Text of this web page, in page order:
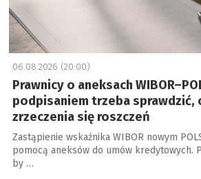
06.08.2026 (20:00)
Prawnicy o aneksach
podpisaniem trzeba sprawdzić,
zrzeczenia się roszczeń
Zastąpienie wskaźnika WIBOR nowym
pomocą aneksów do umów kredytowych.
by …